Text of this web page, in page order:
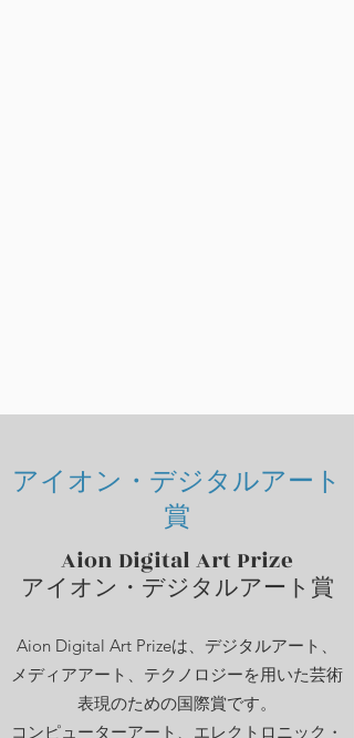
アイオン・デジタルアート
賞
Aion Digital Art Prize
アイオン・デジタルアート賞
Aion Digital Art Prizeは、デジタルアート、
メディアアート、テクノロジーを用いた芸術
表現のための国際賞です。
コンピューターアート、エレクトロニック・